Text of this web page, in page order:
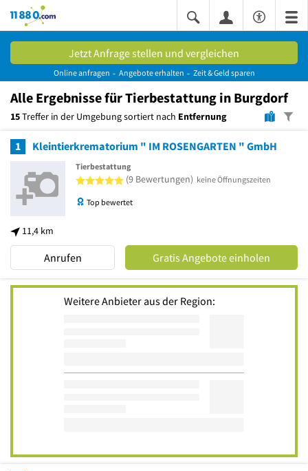
11880.com
Jetzt Anfrage stellen und vergleichen
Online anfragen Angebote erhalten Zeit & Geld sparen
Alle Ergebnissefür Tierbestattung in Burgdorf
15Treffer in der Umgebung sortiert nach Entfernung
1 Kleintierkrematorium " IM ROSENGARTEN " GmbH
11,4 km
Tierbestattung
5 von 5 Sternen
(9 Bewertungen) keine Öffnungszeiten
Top bewertet
Anrufen Gratis Angebote einholen
Weitere Anbieter aus der Region: